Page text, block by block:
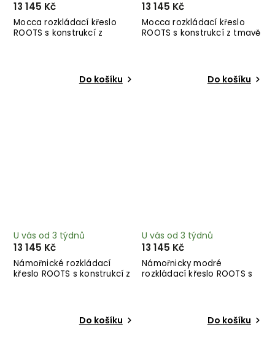
Mocca rozkládací křeslo
ROOTS s konstrukcí z
13 145 Kč
Do košíku
Mocca rozkládací křeslo
ROOTS s konstrukcí z tmavě
13 145 Kč
Do košíku
Námořnické rozkládací
křeslo ROOTS s konstrukcí z
U vás od 3 týdnů
13 145 Kč
Do košíku
Námořnicky modré
rozkládací křeslo ROOTS s
U vás od 3 týdnů
13 145 Kč
Do košíku